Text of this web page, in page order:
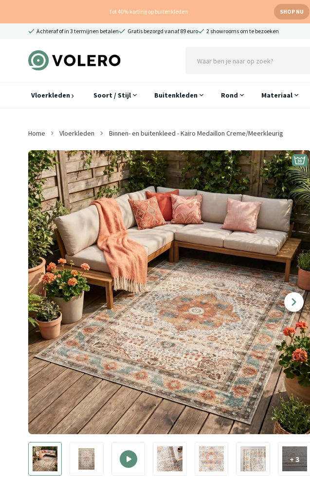
Tot 40% korting op buitenkleden SHOP NU
Achteraf of in 3 termijnen betalen Gratis bezorgd vanaf 89 euro 2 showrooms om te bezoeken
Vloerkleden Soort / Stijl Buitenkleden Rond Materiaal
Home Vloerkleden Binnen- en buitenkleed - Kairo Medaillon Creme/Meerkleurig
+ 3